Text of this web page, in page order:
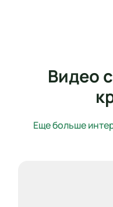
Видео
Еще больше